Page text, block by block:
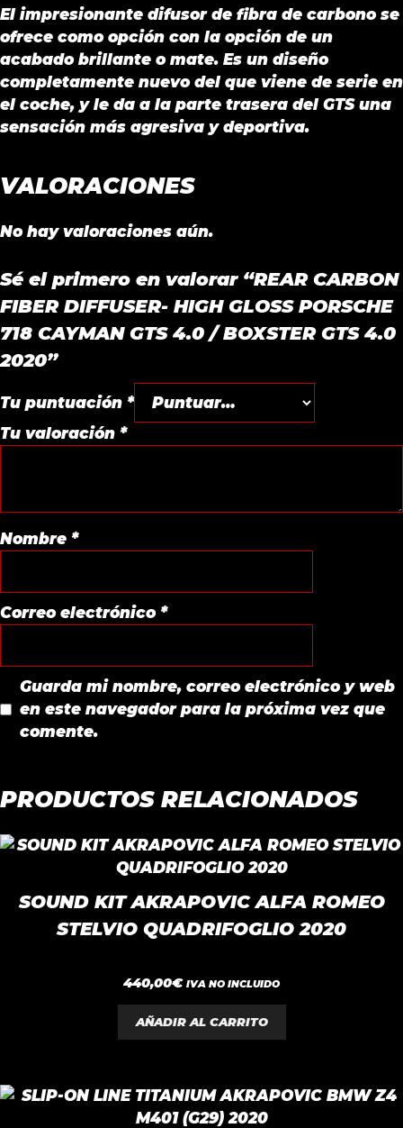
4.0
2020
cantidad
El impresionante difusor de fibra de carbono se
ofrece como opción con la opción de un
acabado brillante o mate. Es un diseño
completamente nuevo del que viene de serie en
el coche, y le da a la parte trasera del GTS una
sensación más agresiva y deportiva.
VALORACIONES
No hay valoraciones aún.
Sé el primero en valorar “REAR CARBON
FIBER DIFFUSER- HIGH GLOSS PORSCHE
718 CAYMAN GTS 4.0 / BOXSTER GTS 4.0
2020”
Tu puntuación *
Tu valoración *
Nombre *
Correo electrónico *
Guarda mi nombre, correo electrónico y web
en este navegador para la próxima vez que
comente.
PRODUCTOS RELACIONADOS
SOUND KIT AKRAPOVIC ALFA ROMEO
STELVIO QUADRIFOGLIO 2020
0
d
e
5
440,00€ IVA NO INCLUIDO
AÑADIR AL CARRITO